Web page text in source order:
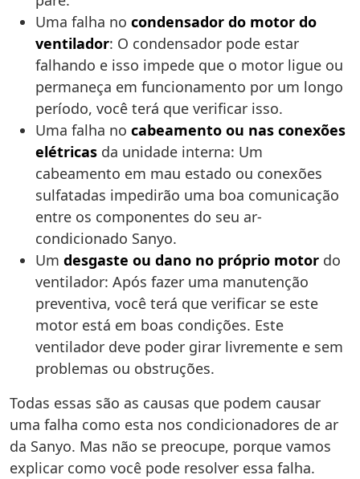
Uma falha no condensador do motor do
ventilador: O condensador pode estar
falhando e isso impede que o motor ligue ou
permaneça em funcionamento por um longo
período, você terá que verificar isso.
Uma falha no cabeamento ou nas conexões
elétricas da unidade interna: Um
cabeamento em mau estado ou conexões
sulfatadas impedirão uma boa comunicação
entre os componentes do seu ar-
condicionado Sanyo.
Um desgaste ou dano no próprio motor do
ventilador: Após fazer uma manutenção
preventiva, você terá que verificar se este
motor está em boas condições. Este
ventilador deve poder girar livremente e sem
problemas ou obstruções.
Todas essas são as causas que podem causar
uma falha como esta nos condicionadores de ar
da Sanyo. Mas não se preocupe, porque vamos
explicar como você pode resolver essa falha.